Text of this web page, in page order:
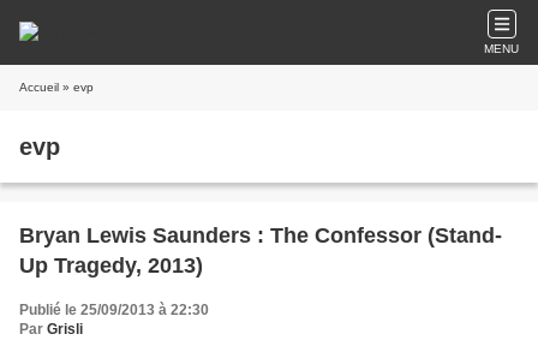
MENU
Accueil » evp
evp
Bryan Lewis Saunders : The Confessor (Stand-
Up Tragedy, 2013)
Publié le 25/09/2013 à 22:30
Par Grisli